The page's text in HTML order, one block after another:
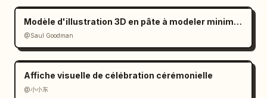
Modèle d'illustration 3D en pâte à modeler minimaliste
@Saul Goodman
Affiche visuelle de célébration cérémonielle
@小小东